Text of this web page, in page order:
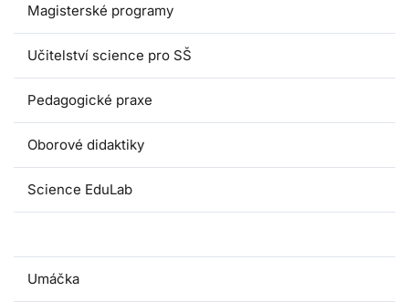
Magisterské programy
Učitelství science pro SŠ
Pedagogické praxe
Oborové didaktiky
Science EduLab
Umáčka